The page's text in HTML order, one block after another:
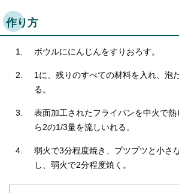
作り方
ボウルににんじんをすりおろす。
1に、残りのすべての材料を入れ、泡
る。
表面加工されたフライパンを中火で
ら2の1/3量を流しいれる。
弱火で3分程度焼き、プツプツと小さ
し、弱火で2分程度焼く。